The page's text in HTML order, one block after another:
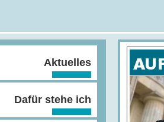
Aktuelles
Dafür stehe ich